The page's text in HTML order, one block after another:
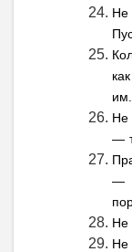
Не
Не
—
—
Не
Не